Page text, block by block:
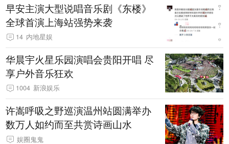
早安主演大型说唱音乐剧《东楼》
全球首演上海站强势来袭
14 内地星娱
华晨宇火星乐园演唱会贵阳开唱 尽
享户外音乐狂欢
1004 新浪娱乐
许嵩呼吸之野巡演温州站圆满举办
数万人如约而至共赏诗画山水
娱圈鬼鬼